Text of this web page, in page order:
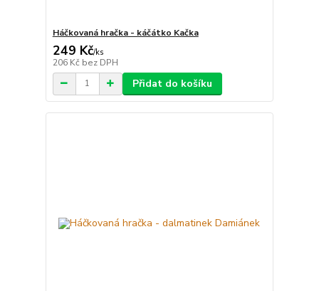
Háčkovaná hračka - káčátko Kačka
249 Kč/ks
206 Kč bez DPH
Přidat do košíku